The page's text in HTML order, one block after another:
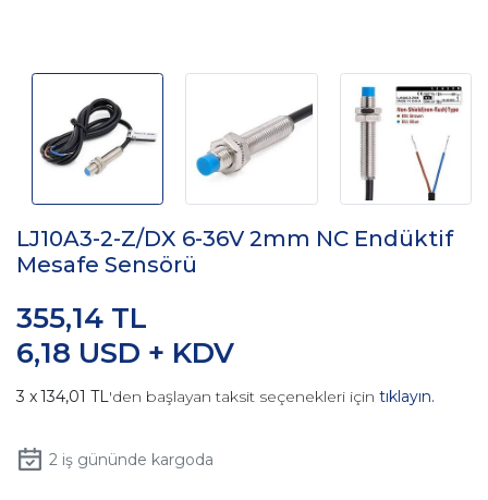
LJ10A3-2-Z/DX 6-36V 2mm NC Endüktif
Mesafe Sensörü
6,18 USD + KDV
355,14 TL
134,01 TL'den başlayan taksit seçenekleri için tıklayın.
2iş gününde kargoda